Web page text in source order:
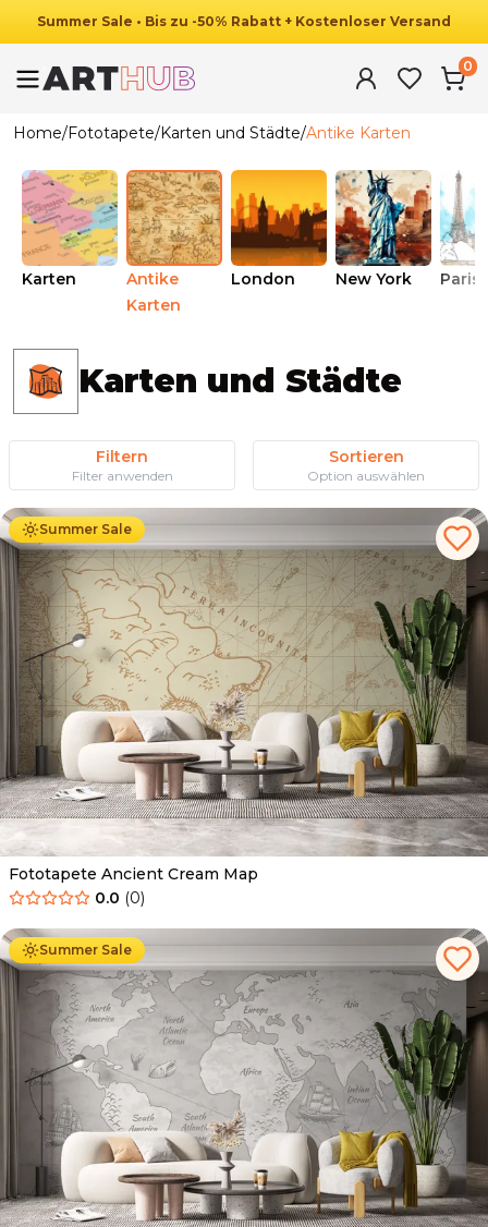
Summer Sale • Bis zu -50% Rabatt + Kostenloser Versand
0
Home/Fototapete/Karten und Städte/Antike Karten
Karten
Antike
Karten
London New York Paris
Karten und Städte
Filtern
Filter anwenden
Sortieren
Option auswählen
Summer Sale
34.90 € 19.90 €
Fototapete Ancient Cream Map
0.0 (0)
Summer Sale
Ab 34.90 € 19.90